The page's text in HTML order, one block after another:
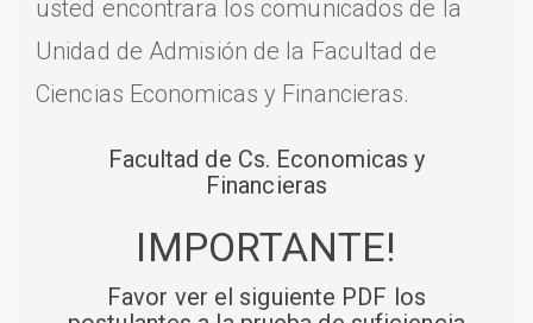
usted encontrara los comunicados de la
Unidad de Admisión de la Facultad de
Ciencias Economicas y Financieras.
Facultad de Cs. Economicas y
Financieras
IMPORTANTE!
Favor ver el siguiente PDF los